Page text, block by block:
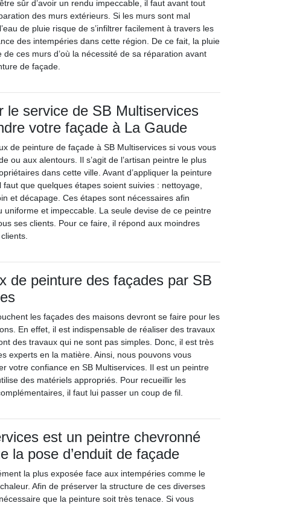
sûr d’avoir un rendu impeccable, il faut avant tout
des murs extérieurs. Si les murs sont mal
de pluie risque de s’infiltrer facilement à travers les
des intempéries dans cette région. De ce fait, la pluie
ces murs d’où la nécessité de sa réparation avant
de façade.
le service de SB Multiservices
votre façade à La Gaude
de peinture de façade à SB Multiservices si vous vous
ou aux alentours. Il s’agit de l’artisan peintre le plus
dans cette ville. Avant d’appliquer la peinture
faut que quelques étapes soient suivies : nettoyage,
et décapage. Ces étapes sont nécessaires afin
uniforme et impeccable. La seule devise de ce peintre
ses clients. Pour ce faire, il répond aux moindres
de peinture des façades par SB
les façades des maisons devront se faire pour les
En effet, il est indispensable de réaliser des travaux
des travaux qui ne sont pas simples. Donc, il est très
experts en la matière. Ainsi, nous pouvons vous
votre confiance en SB Multiservices. Il est un peintre
des matériels appropriés. Pour recueillir les
il faut lui passer un coup de fil.
est un peintre chevronné
la pose d’enduit de façade
la plus exposée face aux intempéries comme le
Afin de préserver la structure de ces diverses
que la peinture soit très tenace. Si vous